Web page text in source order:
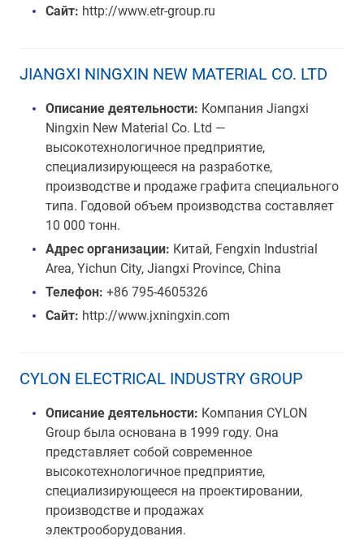
Сайт: http://www.etr-group.ru
JIANGXI NINGXIN NEW MATERIAL CO. LTD
Описание деятельности: Компания Jiangxi
Ningxin New Material Co. Ltd —
высокотехнологичное предприятие,
специализирующееся на разработке,
производстве и продаже графита специального
типа. Годовой объем производства составляет
10 000 тонн.
Адрес организации: Китай, Fengxin Industrial
Area, Yichun City, Jiangxi Province, China
Телефон: +86 795-4605326
Сайт: http://www.jxningxin.com
CYLON ELECTRICAL INDUSTRY GROUP
Описание деятельности: Компания CYLON
Group была основана в 1999 году. Она
представляет собой современное
высокотехнологичное предприятие,
специализирующееся на проектировании,
производстве и продажах
электрооборудования.